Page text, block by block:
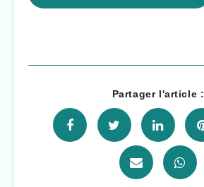
Partager l'article :